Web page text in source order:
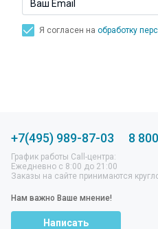
Я согласен на обработку
+7(495) 989-87-03 8
График работы Call-центра:
Ежедневно с 8:00 до 21:00
Заказы на сайте принимаются
Нам важно Ваше мнение!
Написать